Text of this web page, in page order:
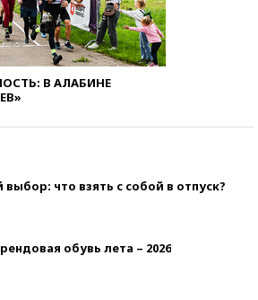
В АЛАБИНЕ
что взять с собой в отпуск?
обувь лета – 2026